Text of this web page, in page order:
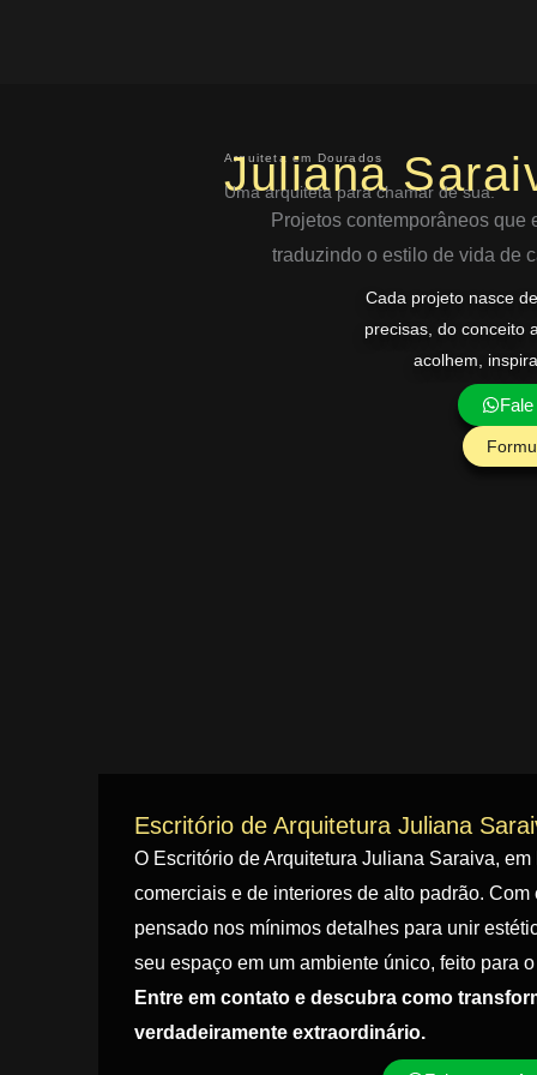
Arquiteta em Dourados
Juliana
Uma arquiteta para chamar de sua.
Projetos contemporâneos
traduzindo o estilo de vida de
Cada projeto nasce
precisas, do conceito
acolhem,
Escritório de Arquitetura Juliana
O Escritório de Arquitetura Juliana Saraiva,
comerciais e de interiores de alto padrão.
pensado nos mínimos detalhes para unir
seu espaço em um ambiente único, feito para
Entre em contato e descubra como
verdadeiramente extraordinário.